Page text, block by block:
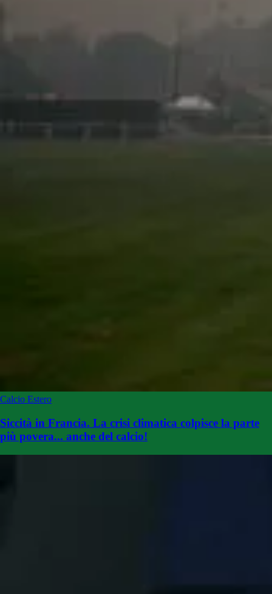
Calcio Estero
Siccità in Francia. La crisi climatica colpisce la parte
più povera... anche del calcio!